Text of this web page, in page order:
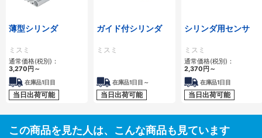
薄型シリンダ
ミスミ
通常価格(税別)：
3,270円～
在庫品1日目
当日出荷可能
ガイド付シリンダ
ミスミ
在庫品1日目～
当日出荷可能
シリンダ用センサ
ミスミ
通常価格(税別)：
2,370円～
在庫品1日目
当日出荷可能
この商品を見た人は、こんな商品も見ています